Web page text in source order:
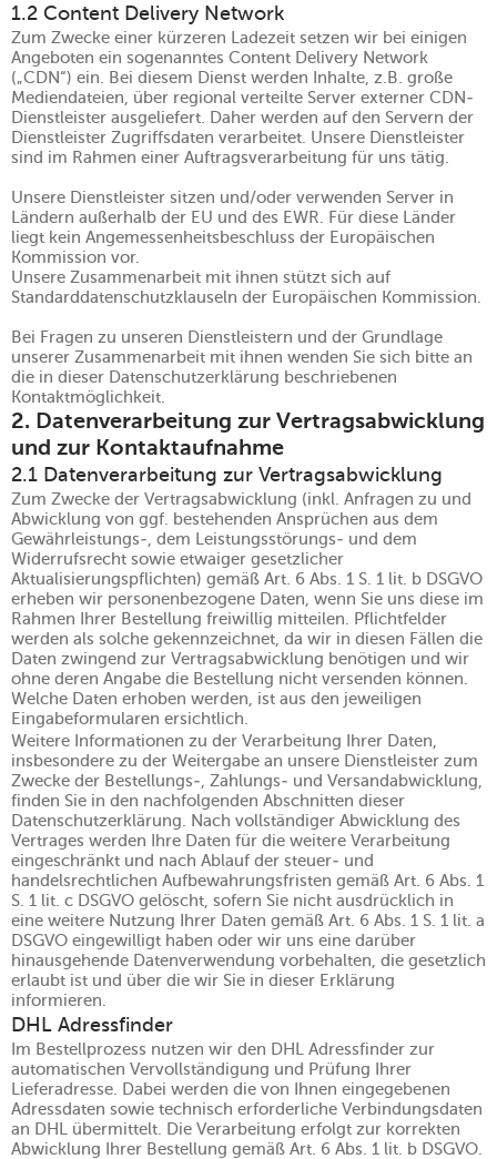
1.2 Content Delivery Network
Zum Zwecke einer kürzeren Ladezeit setzen wir bei einigen
Angeboten ein sogenanntes Content Delivery Network
(„CDN“) ein. Bei diesem Dienst werden Inhalte, z.B. große
Mediendateien, über regional verteilte Server externer CDN-
Dienstleister ausgeliefert. Daher werden auf den Servern der
Dienstleister Zugriffsdaten verarbeitet. Unsere Dienstleister
sind im Rahmen einer Auftragsverarbeitung für uns tätig.
Unsere Dienstleister sitzen und/oder verwenden Server in
Ländern außerhalb der EU und des EWR. Für diese Länder
liegt kein Angemessenheitsbeschluss der Europäischen
Kommission vor.
Unsere Zusammenarbeit mit ihnen stützt sich auf
Standarddatenschutzklauseln der Europäischen Kommission.
Bei Fragen zu unseren Dienstleistern und der Grundlage
unserer Zusammenarbeit mit ihnen wenden Sie sich bitte an
die in dieser Datenschutzerklärung beschriebenen
Kontaktmöglichkeit.
2. Datenverarbeitung zur Vertragsabwicklung
und zur Kontaktaufnahme
2.1 Datenverarbeitung zur Vertragsabwicklung
Zum Zwecke der Vertragsabwicklung (inkl. Anfragen zu und
Abwicklung von ggf. bestehenden Ansprüchen aus dem
Gewährleistungs-, dem Leistungsstörungs- und dem
Widerrufsrecht sowie etwaiger gesetzlicher
Aktualisierungspflichten) gemäß Art. 6 Abs. 1 S. 1 lit. b DSGVO
erheben wir personenbezogene Daten, wenn Sie uns diese im
Rahmen Ihrer Bestellung freiwillig mitteilen. Pflichtfelder
werden als solche gekennzeichnet, da wir in diesen Fällen die
Daten zwingend zur Vertragsabwicklung benötigen und wir
ohne deren Angabe die Bestellung nicht versenden können.
Welche Daten erhoben werden, ist aus den jeweiligen
Eingabeformularen ersichtlich.
Weitere Informationen zu der Verarbeitung Ihrer Daten,
insbesondere zu der Weitergabe an unsere Dienstleister zum
Zwecke der Bestellungs-, Zahlungs- und Versandabwicklung,
finden Sie in den nachfolgenden Abschnitten dieser
Datenschutzerklärung. Nach vollständiger Abwicklung des
Vertrages werden Ihre Daten für die weitere Verarbeitung
eingeschränkt und nach Ablauf der steuer- und
handelsrechtlichen Aufbewahrungsfristen gemäß Art. 6 Abs. 1
S. 1 lit. c DSGVO gelöscht, sofern Sie nicht ausdrücklich in
eine weitere Nutzung Ihrer Daten gemäß Art. 6 Abs. 1 S. 1 lit. a
DSGVO eingewilligt haben oder wir uns eine darüber
hinausgehende Datenverwendung vorbehalten, die gesetzlich
erlaubt ist und über die wir Sie in dieser Erklärung
informieren.
DHL Adressfinder
Im Bestellprozess nutzen wir den DHL Adressfinder zur
automatischen Vervollständigung und Prüfung Ihrer
Lieferadresse. Dabei werden die von Ihnen eingegebenen
Adressdaten sowie technisch erforderliche Verbindungsdaten
an DHL übermittelt. Die Verarbeitung erfolgt zur korrekten
Abwicklung Ihrer Bestellung gemäß Art. 6 Abs. 1 lit. b DSGVO.